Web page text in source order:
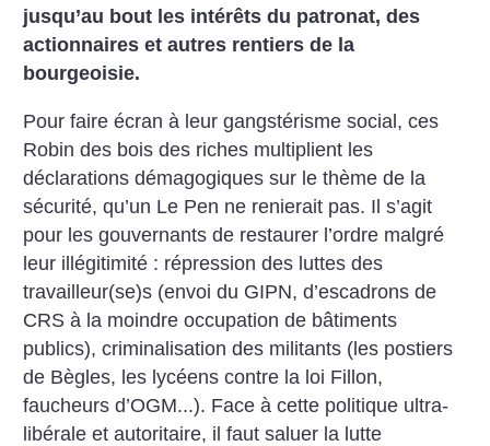
jusqu’au bout les intérêts du patronat, des
actionnaires et autres rentiers de la
bourgeoisie.
Pour faire écran à leur gangstérisme social, ces
Robin des bois des riches multiplient les
déclarations démagogiques sur le thème de la
sécurité, qu’un Le Pen ne renierait pas. Il s’agit
pour les gouvernants de restaurer l’ordre malgré
leur illégitimité : répression des luttes des
travailleur(se)s (envoi du GIPN, d’escadrons de
CRS à la moindre occupation de bâtiments
publics), criminalisation des militants (les postiers
de Bègles, les lycéens contre la loi Fillon,
faucheurs d’OGM...). Face à cette politique ultra-
libérale et autoritaire, il faut saluer la lutte